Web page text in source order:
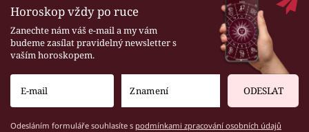
Horoskop vždy po ruce
Zanechte nám váš e-mail a my vám
budeme zasílat pravidelný newsletter s
vaším horoskopem.
ODESLAT
Odesláním formuláře souhlasíte s podmínkami zpracování osobních údajů